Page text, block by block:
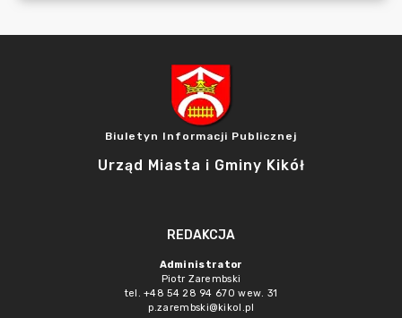
Biuletyn Informacji Publicznej
Urząd Miasta i Gminy Kikół
REDAKCJA
Administrator
Piotr Zarembski
tel. +48 54 28 94 670 wew. 31
p.zarembski@kikol.pl